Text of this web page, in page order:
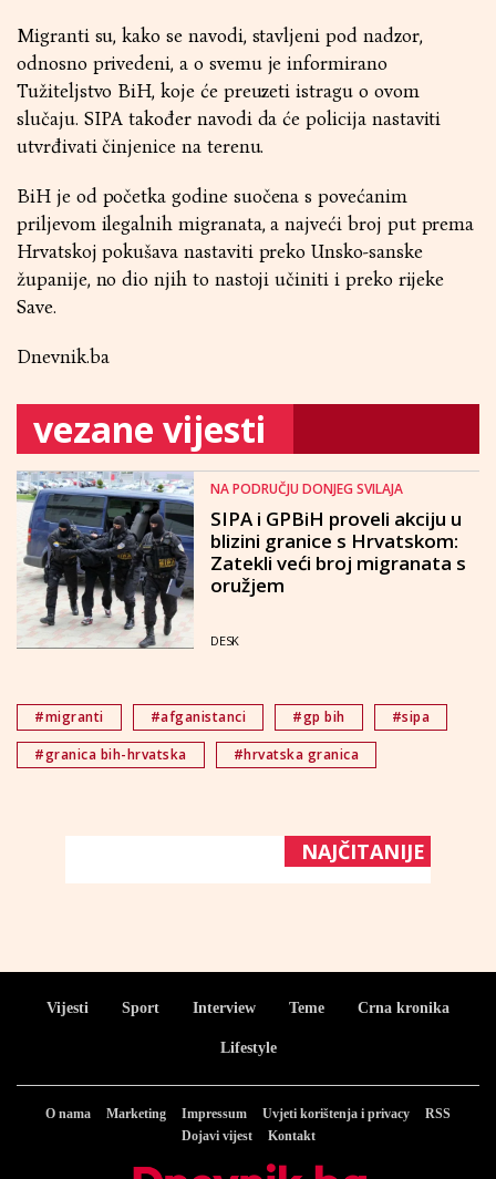
Migranti su, kako se navodi, stavljeni pod nadzor,
odnosno privedeni, a o svemu je informirano
Tužiteljstvo BiH, koje će preuzeti istragu o ovom
slučaju. SIPA također navodi da će policija nastaviti
utvrđivati činjenice na terenu.
BiH je od početka godine suočena s povećanim
priljevom ilegalnih migranata, a najveći broj put prema
Hrvatskoj pokušava nastaviti preko Unsko-sanske
županije, no dio njih to nastoji učiniti i preko rijeke
Save.
Dnevnik.ba
vezane vijesti
NA PODRUČJU DONJEG SVILAJA
SIPA i GPBiH proveli akciju u
blizini granice s Hrvatskom:
Zatekli veći broj migranata s
oružjem
DESK
#migranti #afganistanci #gp bih
#sipa
#granica bih-hrvatska
#hrvatska granica
NAJČITANIJE
Vijesti Sport Interview Teme Crna kronika
Lifestyle
O nama Marketing Impressum Uvjeti korištenja i privacy
RSS
Dojavi vijest
Kontakt